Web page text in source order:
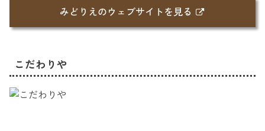
みどりえのウェブサイトを見る
こだわりや